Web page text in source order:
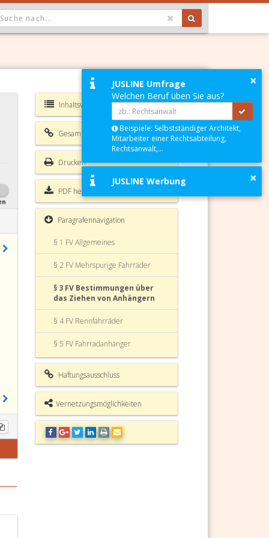
GEWÄHLTER WERT IST ALLE
Inhaltsverzeichnis FV
Gesamte Rechtsvorschrift
Drucken
PDF herunterladen
Paragrafennavigation
§ 1 FV Allgemeines
§ 2 FV Mehrspurige Fahrräder
§ 3 FV Bestimmungen über
das Ziehen von Anhängern
§ 4 FV Rennfahrräder
§ 5 FV Fahrradanhänger
§ 6 FV Kindersitze
§ 7 FV Ladegewicht
§ 9 FV Inkrafttreten
Haftungsausschluss
Vernetzungsmöglichkeiten
×
JUSLINE Umfrage
Welchen Beruf üben Sie aus?
Beispiele: Selbstständiger Architekt,
Mitarbeiter einer Rechtsabteilung,
Rechtsanwalt,...
×
JUSLINE Werbung